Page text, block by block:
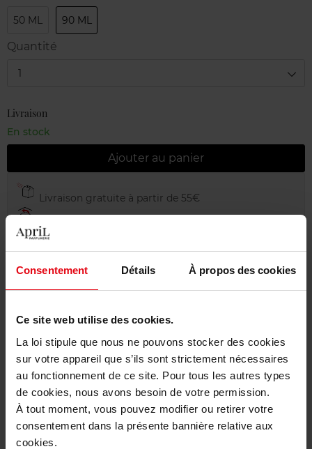
Consentement Détails À propos des cookies
Ce site web utilise des cookies.
La loi stipule que nous ne pouvons stocker des cookies
sur votre appareil que s’ils sont strictement nécessaires
au fonctionnement de ce site. Pour tous les autres types
de cookies, nous avons besoin de votre permission.
À tout moment, vous pouvez modifier ou retirer votre
consentement dans la présente bannière relative aux
cookies.
50 ML 90 ML
Quantité
1
Livraison
En stock
Ajouter au panier
Livraison gratuite à partir de 55€
Description
Conseil d'utilisation
Caractéristiques